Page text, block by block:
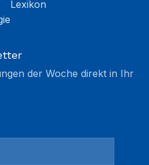
Lexikon
der Woche direkt in Ihr